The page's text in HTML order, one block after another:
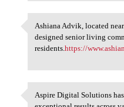
Ashiana Advik,
Ashiana Advik, located
designed senior living
residents.https://
Aspire Digital
Aspire Digital Solutions